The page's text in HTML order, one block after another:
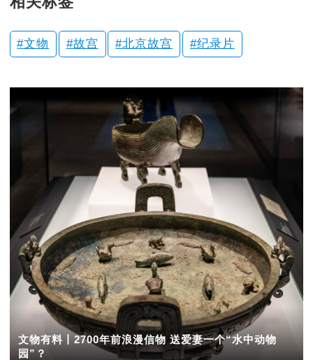
文物 故宫 北京故宫 纪录片
文物有料丨2700年前浪漫信物 送爱妻一个“水中动物
园”？